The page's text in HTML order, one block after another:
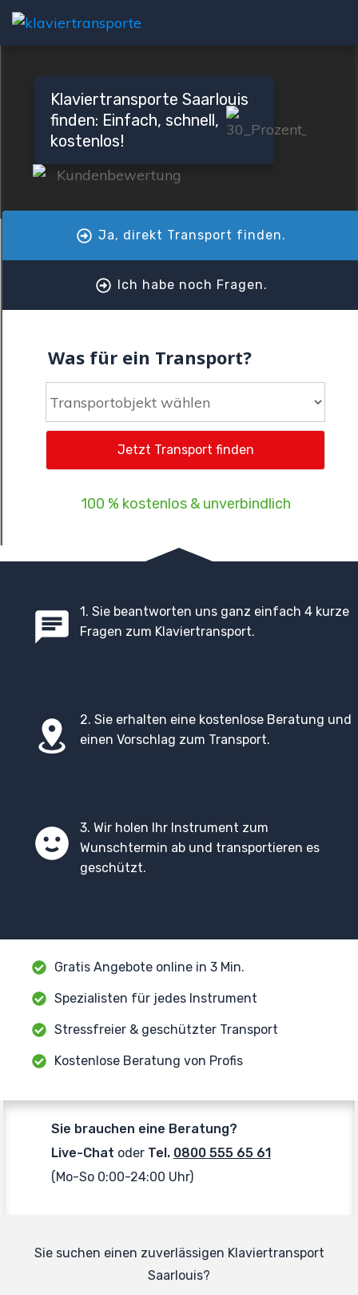
Klaviertransporte Saarlouis
finden: Einfach, schnell,
kostenlos!
Ja, direkt Transport finden.
Ich habe noch Fragen.
Was für ein Transport?
100 % kostenlos & unverbindlich
1. Sie beantworten uns ganz einfach 4 kurze
Fragen zum Klaviertransport.
2. Sie erhalten eine kostenlose Beratung und
einen Vorschlag zum Transport.
3. Wir holen Ihr Instrument zum
Wunschtermin ab und transportieren es
geschützt.
Gratis Angebote online in 3 Min.
Spezialisten für jedes Instrument
Stressfreier & geschützter Transport
Kostenlose Beratung von Profis
Sie brauchen eine Beratung?
Live-Chat oderTel. 0800 555 65 61
(Mo-So 0:00-24:00 Uhr)
Sie suchen einen zuverlässigen Klaviertransport
Saarlouis?